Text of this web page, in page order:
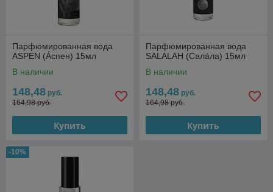
Парфюмированная вода
ASPEN (Áспен) 15мл
В наличии
148,48 руб.
164,98 руб.
Купить
Парфюмированная вода
SALALAH (Салáла) 15мл
В наличии
148,48 руб.
164,98 руб.
Купить
-10%